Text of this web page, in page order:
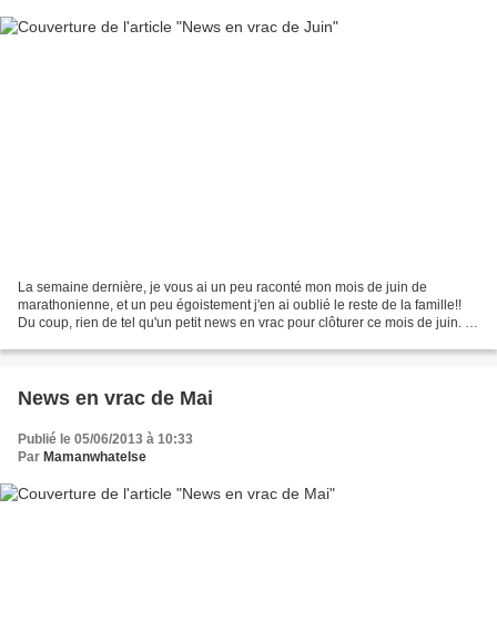
La semaine dernière, je vous ai un peu raconté mon mois de juin de
marathonienne, et un peu égoistement j'en ai oublié le reste de la famille!!
Du coup, rien de tel qu'un petit news en vrac pour clôturer ce mois de juin. +
News en vrac de Mai
Publié le 05/06/2013 à 10:33
Par Mamanwhatelse